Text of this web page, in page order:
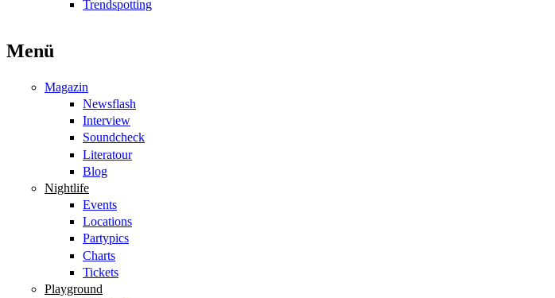
Trendspotting
Menü
Magazin
Newsflash
Interview
Soundcheck
Literatour
Blog
Nightlife
Events
Locations
Partypics
Charts
Tickets
Playground